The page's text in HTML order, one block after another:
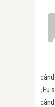
„Eu
când